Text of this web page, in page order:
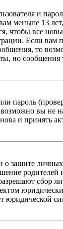
и
меньше 13
чтобы все
Если
то
но
пароль
вы не
и принять
о защите
сбор
юридической